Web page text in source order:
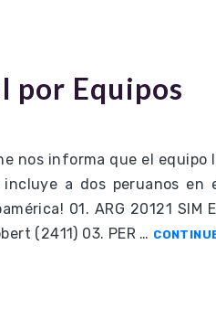
por Equipos
nos informa que el equipo
a dos peruanos en
01. ARG 20121 SIM
(2411) 03. PER …